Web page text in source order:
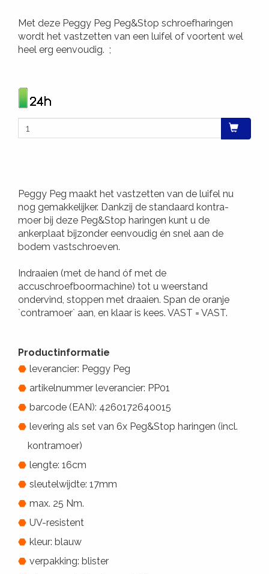
Met deze Peggy Peg Peg&Stop schroefharingen
wordt het vastzetten van een luifel of voortent wel
heel erg eenvoudig. ;
Peggy Peg maakt het vastzetten van de luifel nu
nog gemakkelijker. Dankzij de standaard kontra-
moer bij deze Peg&Stop haringen kunt u de
ankerplaat bijzonder eenvoudig én snel aan de
bodem vastschroeven.
Indraaien (met de hand óf met de
accuschroefboormachine) tot u weerstand
ondervind, stoppen met draaien. Span de oranje
`contramoer` aan, en klaar is kees. VAST = VAST.
Productinformatie
leverancier: Peggy Peg
artikelnummer leverancier: PP01
barcode (EAN): 4260172640015
levering als set van 6x Peg&Stop haringen (incl.
kontramoer)
lengte: 16cm
sleutelwijdte: 17mm
max. 25 Nm.
UV-resistent
kleur: blauw
verpakking: blister